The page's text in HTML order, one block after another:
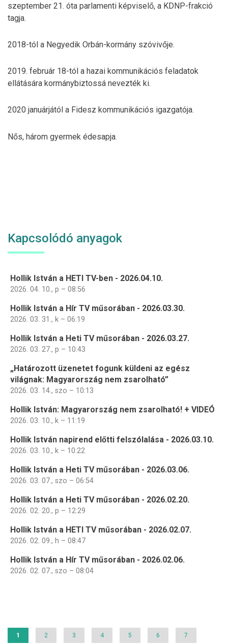
szeptember 21. óta parlamenti képviselő, a KDNP-frakció
tagja.
2018-tól a Negyedik Orbán-kormány szóvivője.
2019. február 18-tól a hazai kommunikációs feladatok
ellátására kormánybiztossá nevezték ki.
2020 januárjától a Fidesz kommunikációs igazgatója.
Nős, három gyermek édesapja.
Kapcsolódó anyagok
Hollik István a HETI TV-ben - 2026.04.10.
2026. 04. 10., p – 08:56
Hollik István a Hír TV műsorában - 2026.03.30.
2026. 03. 31., k – 06:19
Hollik István a Heti TV műsorában - 2026.03.27.
2026. 03. 27., p – 10:43
„Határozott üzenetet fogunk küldeni az egész
világnak: Magyarország nem zsarolható”
2026. 03. 14., szo – 10:13
Hollik István: Magyarország nem zsarolható! + VIDEÓ
2026. 03. 10., k – 11:19
Hollik István napirend előtti felszólalása - 2026.03.10.
2026. 03. 10., k – 10:22
Hollik István a Heti TV műsorában - 2026.03.06.
2026. 03. 07., szo – 06:54
Hollik István a Heti TV műsorában - 2026.02.20.
2026. 02. 20., p – 12:29
Hollik István a HETI TV műsorában - 2026.02.07.
2026. 02. 09., h – 08:47
Hollik István a Hír TV műsorában - 2026.02.06.
2026. 02. 07., szo – 08:04
Jelenlegi
1 Page
2 Page
3 Page
4 Page
5 Page
6 Page
7